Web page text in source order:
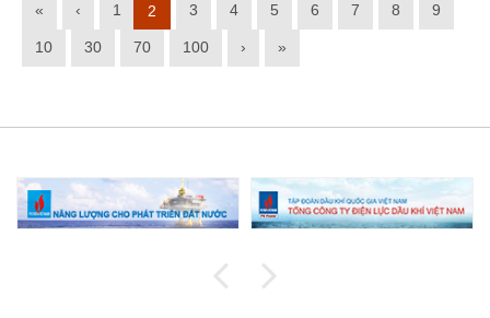
« ‹ 1 2 3 4 5 6 7 8 9
10 30 70 100 › »